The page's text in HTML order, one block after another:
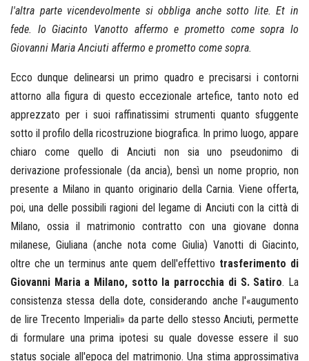
l'altra parte vicendevolmente si obbliga anche sotto lite. Et in
fede. Io Giacinto Vanotto affermo e prometto come sopra Io
Giovanni Maria Anciuti affermo e prometto come sopra.
Ecco dunque delinearsi un primo quadro e precisarsi i contorni
attorno alla figura di questo eccezionale artefice, tanto noto ed
apprezzato per i suoi raffinatissimi strumenti quanto sfuggente
sotto il profilo della ricostruzione biografica. In primo luogo, appare
chiaro come quello di Anciuti non sia uno pseudonimo di
derivazione professionale (da ancia), bensì un nome proprio, non
presente a Milano in quanto originario della Carnia. Viene offerta,
poi, una delle possibili ragioni del legame di Anciuti con la città di
Milano, ossia il matrimonio contratto con una giovane donna
milanese, Giuliana (anche nota come Giulia) Vanotti di Giacinto,
oltre che un terminus ante quem dell'effettivo trasferimento di
Giovanni Maria a Milano, sotto la parrocchia di S. Satiro. La
consistenza stessa della dote, considerando anche l'«augumento
de lire Trecento Imperiali» da parte dello stesso Anciuti, permette
di formulare una prima ipotesi su quale dovesse essere il suo
status sociale all'epoca del matrimonio. Una stima approssimativa